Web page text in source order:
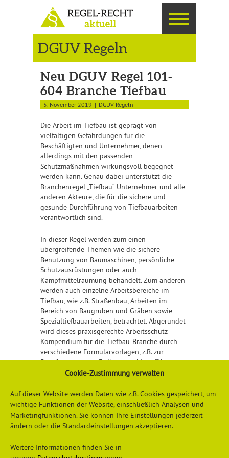
Cookie-Zustimmung verwalten
Auf dieser Website werden Daten wie z.B. Cookies gespeichert, um
wichtige Funktionen der Website, einschließlich Analysen und
Marketingfunktionen. Sie können Ihre Einstellungen jederzeit
ändern oder die Standardeinstellungen akzeptieren.
Weitere Informationen finden Sie in
DGUV Regeln
Neu DGUV Regel 101-
604 Branche Tiefbau
5. November 2019 DGUV Regeln
Die Arbeit im Tiefbau ist geprägt von
vielfältigen Gefährdungen für die
Beschäftigten und Unternehmer, denen
allerdings mit den passenden
Schutzmaßnahmen wirkungsvoll begegnet
werden kann. Genau dabei unterstützt die
Branchenregel „Tiefbau“ Unternehmer und alle
anderen Akteure, die für die sichere und
gesunde Durchführung von Tiefbauarbeiten
verantwortlich sind.
In dieser Regel werden zum einen
übergreifende Themen wie die sichere
Benutzung von Baumaschinen, persönliche
Schutzausrüstungen oder auch
Kampfmittelräumung behandelt. Zum anderen
werden auch einzelne Arbeitsbereiche im
Tiefbau, wie z.B. Straßenbau, Arbeiten im
Bereich von Baugruben und Gräben sowie
Spezialtiefbauarbeiten, betrachtet. Abgerundet
wird dieses praxisgerechte Arbeitsschutz-
Kompendium für die Tiefbau-Branche durch
verschiedene Formularvorlagen, z.B. zur
Beauftragung von Erdbaumaschinenführern.